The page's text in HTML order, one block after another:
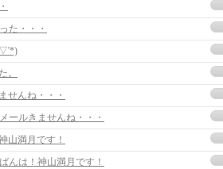
た・・・
。
せんね・・・
ールきませんね・・・
山満月です！
んは！神山満月です！